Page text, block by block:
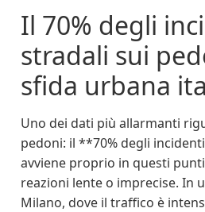
Il 70% degli
stradali sui
sfida urbana
Uno dei dati più allarmanti
pedoni: il **70% degli
avviene proprio in questi
reazioni lente o imprecise. In
Milano, dove il traffico è